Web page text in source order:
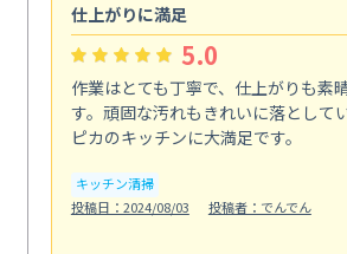
仕上がりに満足
5.0
作業はとても丁寧で、仕上がりも素
す。頑固な汚れもきれいに落として
ピカのキッチンに大満足です。
キッチン清掃
投稿日：2024/08/03
投稿者：でんでん